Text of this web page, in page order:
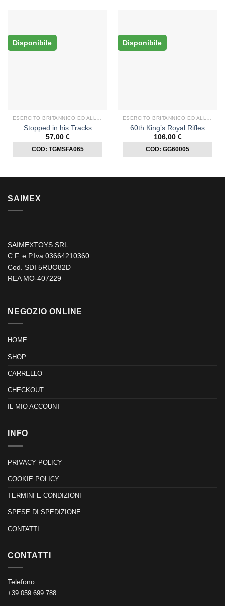
Disponibile
ESERCITO BRITANNICO ED ALLEATI
Stopped in his Tracks
57,00 €
COD: TGMSFA065
Disponibile
ESERCITO BRITANNICO ED ALLEATI
60th King’s Royal Rifles
106,00 €
COD: GG60005
SAIMEX
SAIMEXTOYS SRL
C.F. e P.Iva 03664210360
Cod. SDI 5RUO82D
REA MO-407229
NEGOZIO ONLINE
HOME
SHOP
CARRELLO
CHECKOUT
IL MIO ACCOUNT
INFO
PRIVACY POLICY
COOKIE POLICY
TERMINI E CONDIZIONI
SPESE DI SPEDIZIONE
CONTATTI
CONTATTI
Telefono
+39 059 699 788